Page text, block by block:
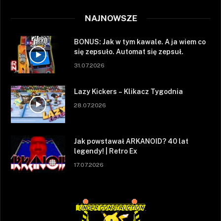
NAJNOWSZE
BONUS: Jak w tym kawale. A ja wiem co
się zepsuło. Automat się zepsuł.
31.07.2026
Lazy Kickers – Klikacz Tygodnia
28.07.2026
Jak powstawał ARKANOID? 40 lat
legendy! | Retro Ex
17.07.2026